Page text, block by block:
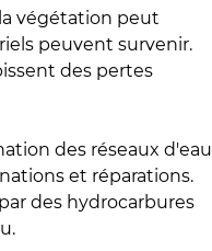
végétation peut
peuvent survenir.
des pertes
des réseaux d'eau
et réparations.
des hydrocarbures